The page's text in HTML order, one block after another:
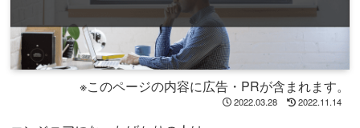
※このページの内容に広告・PRが含まれます。
2022.03.28 2022.11.14